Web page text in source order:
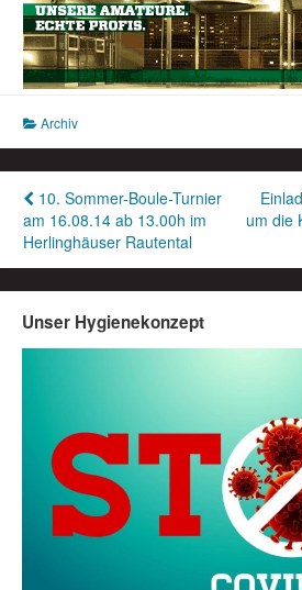
Archiv
Beitragsnavigation
10. Sommer-Boule-Turnier
am 16.08.14 ab 13.00h im
Herlinghäuser Rautental
um die
Unser Hygienekonzept